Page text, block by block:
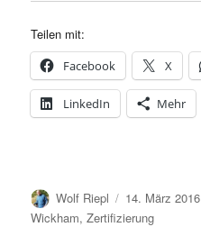
Teilen mit:
Facebook X
LinkedIn Mehr
Autor
Wolf Riepl
Veröffentlicht
am
14. März 2016
Wickham,Zertifizierung